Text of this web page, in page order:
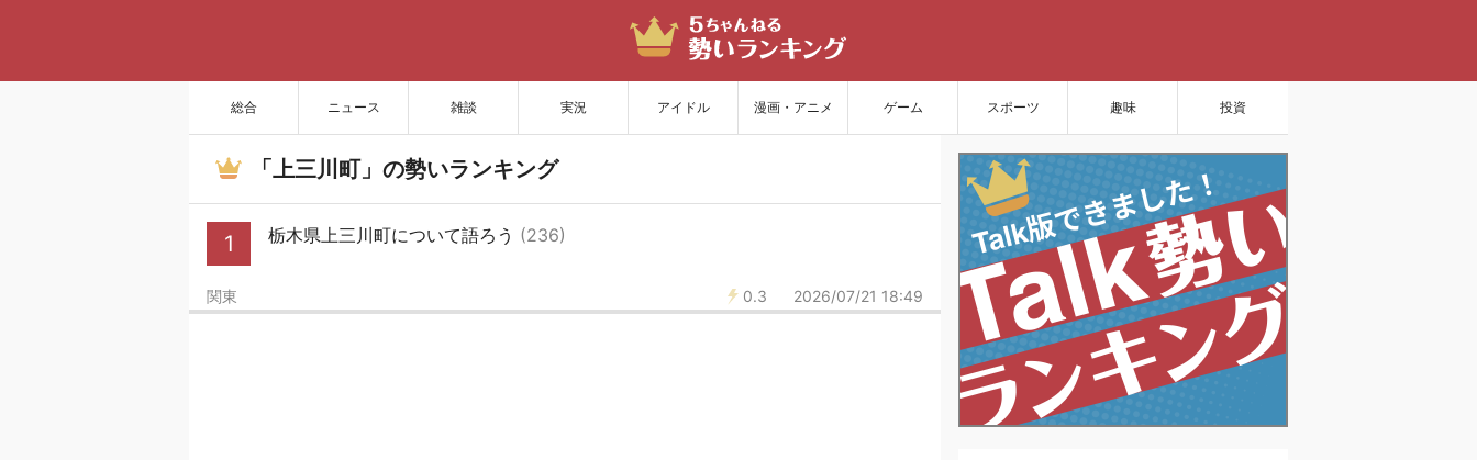
総合 ニュース 雑談 実況 アイドル 漫画・アニメ ゲーム スポーツ 趣味 投資
「上三川町」の勢いランキング
1 栃木県上三川町について語ろう (236)
0.3 2026/07/21 18:49
関東